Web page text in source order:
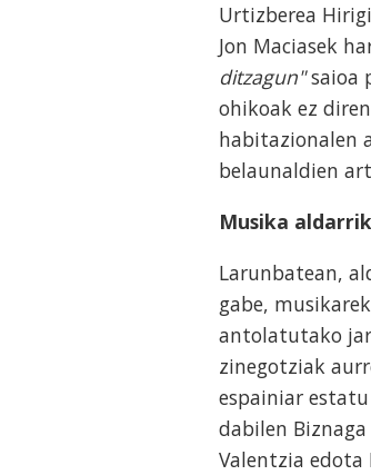
Urtizberea
Jon Maciasek
ditzagun"saioa
ohikoak ez
habitazionalen
belaunaldien
Musika
Larunbatean,
gabe,
antolatutako
zinegotziak
espainiar
dabilen
Valentzia